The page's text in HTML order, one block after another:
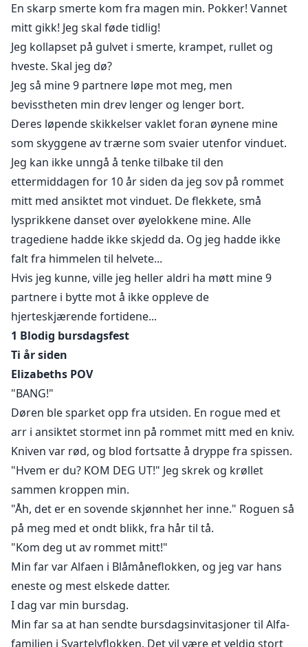
En skarp smerte kom fra magen min. Pokker! Vannet
mitt gikk! Jeg skal føde tidlig!
Jeg kollapset på gulvet i smerte, krampet, rullet og
hveste. Skal jeg dø?
Jeg så mine 9 partnere løpe mot meg, men
bevisstheten min drev lenger og lenger bort.
Deres løpende skikkelser vaklet foran øynene mine
som skyggene av trærne som svaier utenfor vinduet.
Jeg kan ikke unngå å tenke tilbake til den
ettermiddagen for 10 år siden da jeg sov på rommet
mitt med ansiktet mot vinduet. De flekkete, små
lysprikkene danset over øyelokkene mine. Alle
tragediene hadde ikke skjedd da. Og jeg hadde ikke
falt fra himmelen til helvete...
Hvis jeg kunne, ville jeg heller aldri ha møtt mine 9
partnere i bytte mot å ikke oppleve de
hjerteskjærende fortidene...
1 Blodig bursdagsfest
Ti år siden
Elizabeths POV
"BANG!"
Døren ble sparket opp fra utsiden. En rogue med et
arr i ansiktet stormet inn på rommet mitt med en kniv.
Kniven var rød, og blod fortsatte å dryppe fra spissen.
"Hvem er du? KOM DEG UT!" Jeg skrek og krøllet
sammen kroppen min.
"Åh, det er en sovende skjønnhet her inne." Roguen så
på meg med et ondt blikk, fra hår til tå.
"Kom deg ut av rommet mitt!"
Min far var Alfaen i Blåmåneflokken, og jeg var hans
eneste og mest elskede datter.
I dag var min bursdag.
Min far sa at han sendte bursdagsinvitasjoner til Alfa-
familien i Svartelvflokken. Det vil være et veldig stort